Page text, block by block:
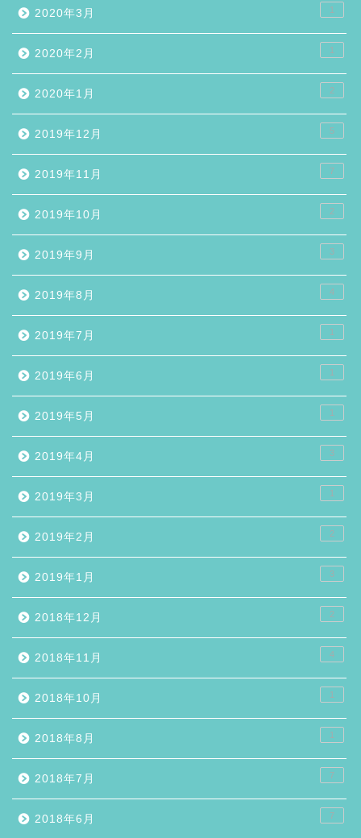
2020年3月 1
2020年2月 1
2020年1月 2
2019年12月 5
2019年11月 7
2019年10月 2
2019年9月 3
2019年8月 4
2019年7月 1
2019年6月 1
2019年5月 1
2019年4月 3
2019年3月 1
2019年2月 2
2019年1月 3
2018年12月 2
2018年11月 4
2018年10月 1
2018年8月 1
2018年7月 7
2018年6月 7